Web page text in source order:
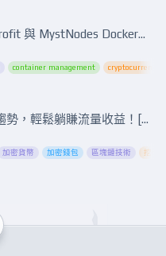
獨創！整合 Peer2Profit 與 MystNodes Docker：賺錢如此簡單！Innovation Unleashed! Combining Peer2Profit and MystNodes Docker for Effortless Earnings!
container management cryptocurrency
Bitping – 賺錢的新趨勢，輕鬆躺賺流量收益！[進階Docker]
加密貨幣 加密錢包 區塊鏈技術 挖礦